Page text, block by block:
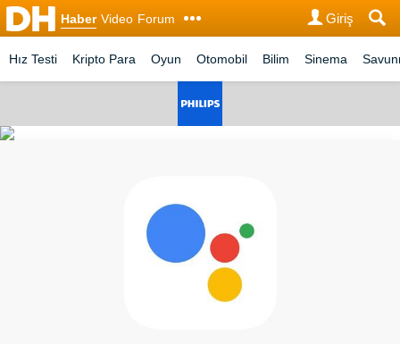
Haber Video Forum Giriş
Hız Testi Kripto Para Oyun Otomobil Bilim Sinema